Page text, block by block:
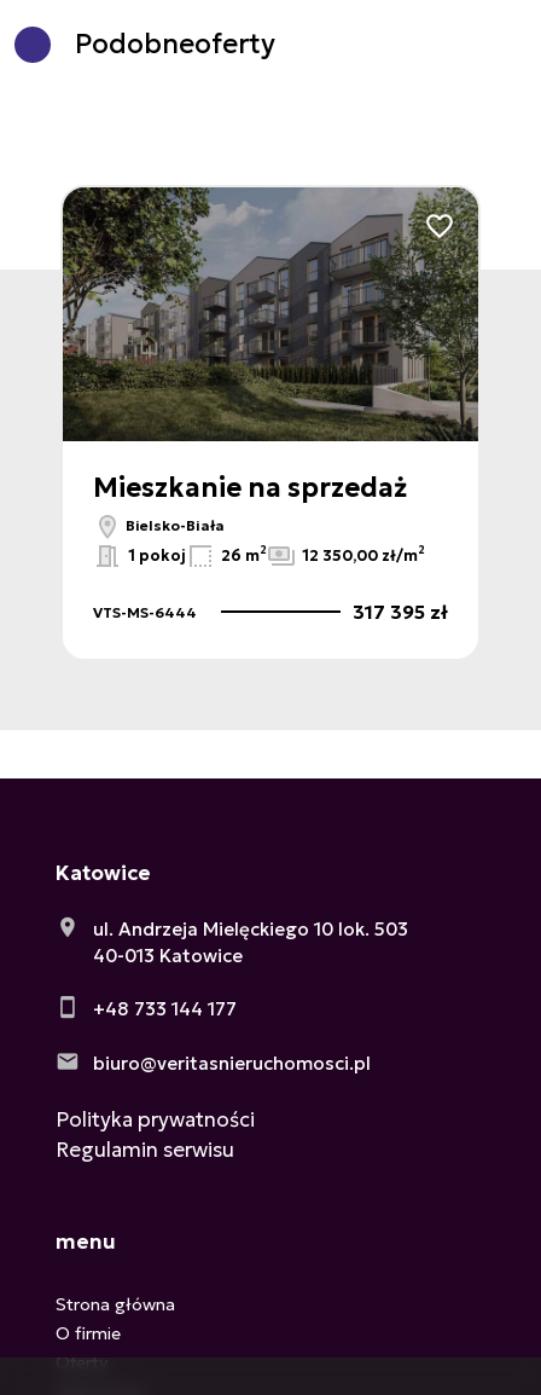
Podobneoferty
Dodaj do ulubionych Dodaj do
Mieszkanie na sprzedaż
Bielsko-Biała
1 pokoj 26 m2 12 350,00 zł/m2
VTS-MS-6444 317 395 zł
Katowice
ul. Andrzeja Mielęckiego 10 lok. 503
40-013 Katowice
+48 733 144 177
biuro@veritasnieruchomosci.pl
Polityka prywatności
Regulamin serwisu
menu
Strona główna
O firmie
Oferty